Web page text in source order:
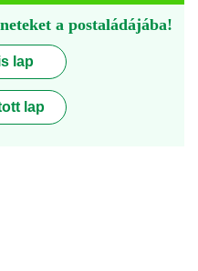
a postaládájába!
lap
lap